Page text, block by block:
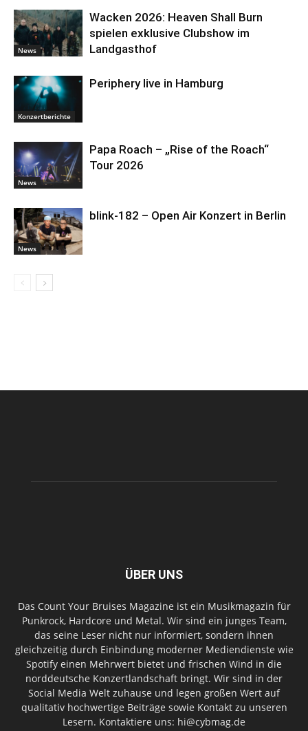
News
Wacken 2026: Heaven Shall Burn
spielen exklusive Clubshow im
Landgasthof
Konzertberichte
Periphery live in Hamburg
News
Papa Roach – „Rise of the Roach“
Tour 2026
News
blink-182 – Open Air Konzert in Berlin
ÜBER UNS
Das Count Your Bruises Magazine ist ein Musikmagazin für
Punkrock, Hardcore und Metal. Wir sind ein junges Team,
das seine Leser nicht nur informiert, sondern ihnen
gleichzeitig durch Einbindung moderner Mediendienste wie
Spotify einen Mehrwert bietet und frischen Wind in die
norddeutsche Konzertlandschaft bringt. Wir sind in der
Social Media Welt zuhause und legen großen Wert auf
qualitativ hochwertige Beiträge sowie Kontakt zu unseren
Lesern. Kontaktiere uns: hi@cybmag.de